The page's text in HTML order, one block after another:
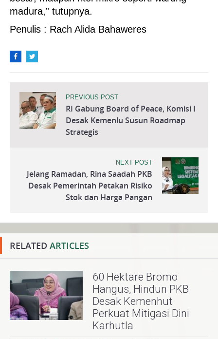
madura,” tutupnya.
Penulis : Rach Alida Bahaweres
PREVIOUS POST
RI Gabung Board of Peace, Komisi I
Desak Kemenlu Susun Roadmap
Strategis
NEXT POST
Jelang Ramadan, Rina Saadah PKB
Desak Pemerintah Petakan Risiko
Stok dan Harga Pangan
RELATED ARTICLES
60 Hektare Bromo
Hangus, Hindun PKB
Desak Kemenhut
Perkuat Mitigasi Dini
Karhutla